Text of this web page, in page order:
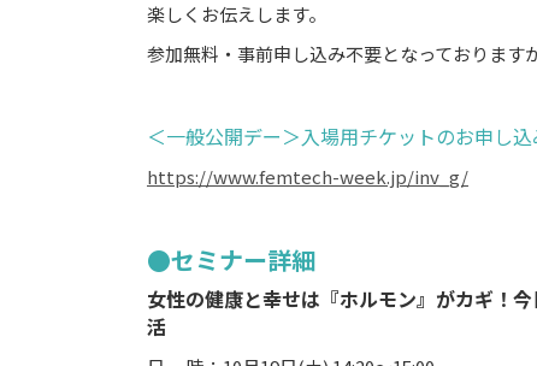
楽しくお伝えします。
参加無料・事前申し込み不要となっております
＜一般公開デー＞入場用チケットのお申し
https://www.femtech-week.jp/inv_g/
●セミナー詳細
女性の健康と幸せは『ホルモン』がカギ！
活